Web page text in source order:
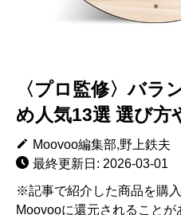
〈プロ監修〉バラ
め人気13選 選び方
Moovoo編集部,野上鉄夫
最終更新日: 2026-03-01
※記事で紹介した商品を購
Moovooに還元されることが